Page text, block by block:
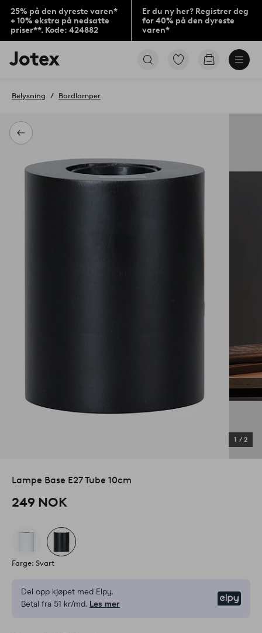
25% på den dyreste varen*
+ 10% ekstra på nedsatte
priser**. Kode: 424882
Er du ny her? Registrer deg
for 40% på den dyreste
varen*
Jotex’
logo
til
Gå
Gå
Tilbake
Belysning Bordlamper
1 / 2
Lampe Base E27 Tube 10cm
249 NOK
Farge: Svart
Del opp kjøpet med Elpy.
Betal fra 51 kr/md. Les mer